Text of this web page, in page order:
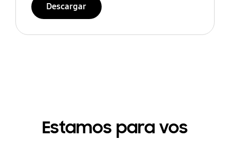
Descargar
Estamos para vos